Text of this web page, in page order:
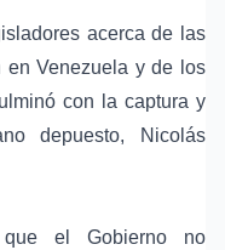
acerca de las
en Venezuela y de los
con la captura y
depuesto, Nicolás
que el Gobierno no